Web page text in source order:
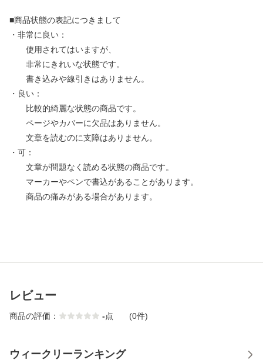
■商品状態の表記につきまして
・非常に良い：
使用されてはいますが、
非常にきれいな状態です。
書き込みや線引きはありません。
・良い：
比較的綺麗な状態の商品です。
ページやカバーに欠品はありません。
文章を読むのに支障はありません。
・可：
文章が問題なく読める状態の商品です。
マーカーやペンで書込があることがあります。
商品の痛みがある場合があります。
レビュー
商品の評価： -点 (0件)
ウィークリーランキング